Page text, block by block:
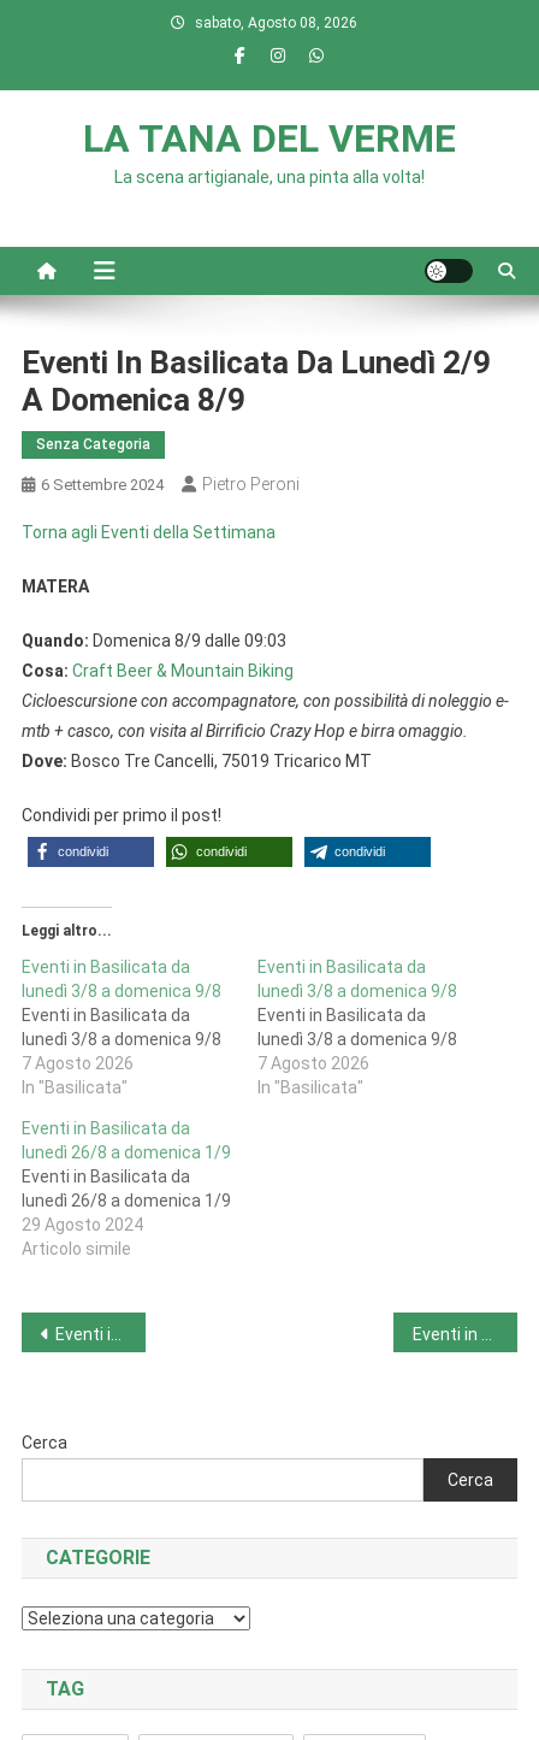
sabato, Agosto 08, 2026
LA TANA DEL VERME
La scena artigianale, una pinta alla volta!
Eventi In Basilicata Da Lunedì 2/9
A Domenica 8/9
Senza Categoria
6 Settembre 2024 Pietro Peroni
Torna agli Eventi della Settimana
MATERA
Quando: Domenica 8/9 dalle 09:03
Cosa: Craft Beer & Mountain Biking
Cicloescursione con accompagnatore, con possibilità di noleggio e-
mtb + casco, con visita al Birrificio Crazy Hop e birra omaggio.
Dove: Bosco Tre Cancelli, 75019 Tricarico MT
Condividi per primo il post!
condividi condividi condividi
Leggi altro...
Eventi in Basilicata da
lunedì 3/8 a domenica 9/8
Eventi in Basilicata da
lunedì 3/8 a domenica 9/8
7 Agosto 2026
In "Basilicata"
Eventi in Basilicata da
lunedì 3/8 a domenica 9/8
Eventi in Basilicata da
lunedì 3/8 a domenica 9/8
7 Agosto 2026
In "Basilicata"
Eventi in Basilicata da
lunedì 26/8 a domenica 1/9
Eventi in Basilicata da
lunedì 26/8 a domenica 1/9
29 Agosto 2024
Articolo simile
Navigazione
Eventi in Abruzzo da lunedì 2/9 a domenica 8/9
Cerca
Cerca
CATEGORIE
Categorie
TAG